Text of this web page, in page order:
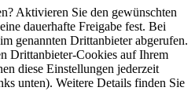
Aktivieren Sie den gewünschten
dauerhafte Freigabe fest. Bei
genannten Drittanbieter abgerufen.
Drittanbieter-Cookies auf Ihrem
diese Einstellungen jederzeit
unten). Weitere Details finden Sie